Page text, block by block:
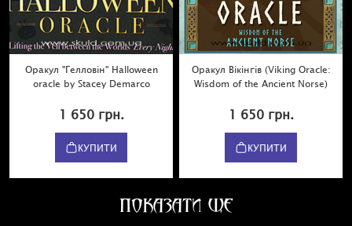
Оракул "Гелловін" Halloween
oracle by Stacey Demarco
1 650 грн.
КУПИТИ
Оракул Вікінгів (Viking Oracle:
Wisdom of the Ancient Norse)
1 650 грн.
КУПИТИ
ПОКАЗАТИ ЩЕ